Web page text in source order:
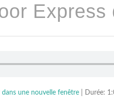
Express
dans une nouvelle fenêtre| Durée: